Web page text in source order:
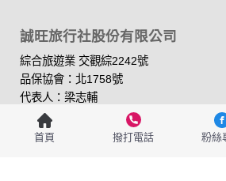
誠旺旅行社股份有限公司
綜合旅遊業 交觀綜2242號
品保協會：北1758號
代表人：梁志輔
網站聯絡人：洪藝珊
台北市中山區建國北路二段66號5樓
首頁 撥打電話 粉絲